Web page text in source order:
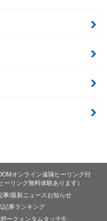
オンライン遠隔ヒーリング付
ーリング無料体験あります）
事/最新ニュースお知らせ
記事ランキング
ークォンタムタッチ®